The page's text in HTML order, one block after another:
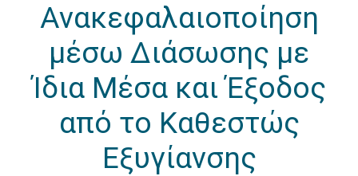
Ανακεφαλαιοποίηση
μέσω Διάσωσης με
Ίδια Μέσα και Έξοδος
από το Καθεστώς
Εξυγίανσης